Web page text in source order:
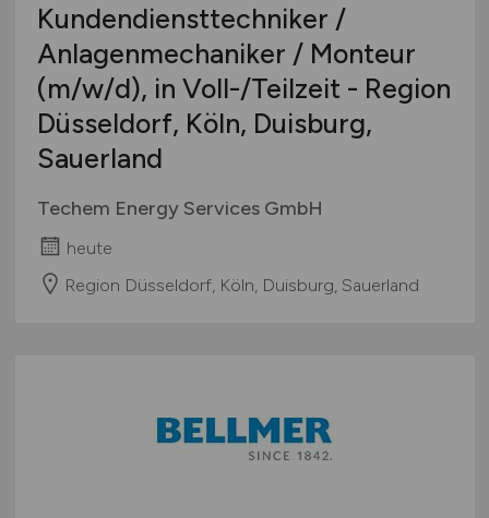
Kundendiensttechniker /
Anlagenmechaniker / Monteur
(m/w/d), in Voll-/Teilzeit - Region
Düsseldorf, Köln, Duisburg,
Sauerland
Techem Energy Services GmbH
heute
Region Düsseldorf, Köln, Duisburg, Sauerland